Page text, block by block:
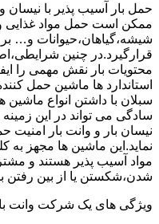
حمل بار آسیب پذیر با نیسان
ممکن است حمل مواد غذایی
شیشه،گیاهان،حیوانات و…
قرارگیرد.در چنین
محتویات بار نقش مهمی را
استاندارد ها ماشین حمل
سبلان با داشتن انواع ماشین
سادگی می تواند در این
نیسان بار و وانت بار امنیت
نماید.این ماشین ها مجهز به
مواد آسیب پذیر هستند و
شدن،شکستن یا از بین رفتن
ویژگی های یک شرکت وانت